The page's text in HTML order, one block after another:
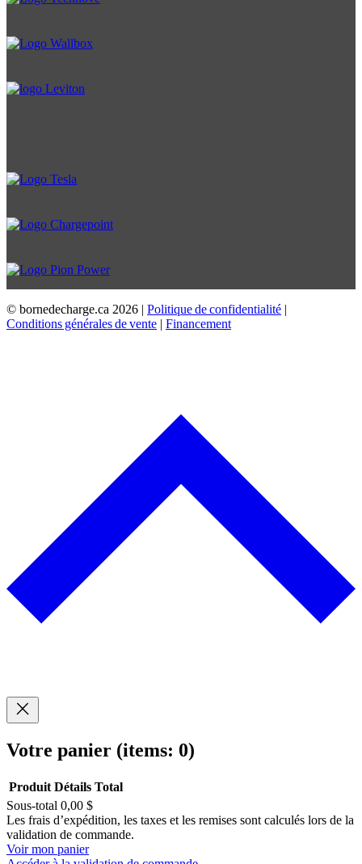
© bornedecharge.ca 2026 | Politique de confidentialité |
Conditions générales de vente | Financement
Votre panier (items: 0)
Produits
dans
Produit Détails Total
Sous-total 0,00 $
Les frais d’expédition, les taxes et les remises sont calculés lors de la
validation de commande.
Voir mon panier